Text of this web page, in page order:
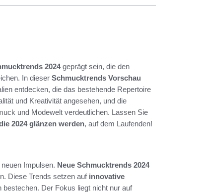
2024geprägt sein, die den
In dieser Schmucktrends Vorschau
entdecken, die das bestehende Repertoire
und Kreativität angesehen, und die
und Modewelt verdeutlichen. Lassen Sie
2024 glänzen werden, auf dem Laufenden!
Impulsen. Neue Schmucktrends 2024
Diese Trends setzen auf innovative
Der Fokus liegt nicht nur auf